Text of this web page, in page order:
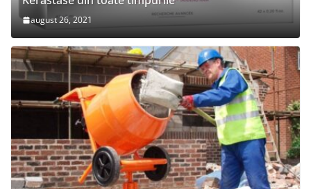
august 26, 2021